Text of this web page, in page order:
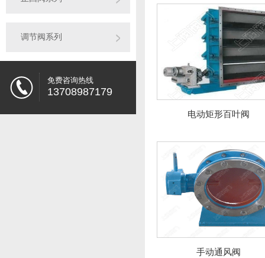
调节阀系列
免费咨询热线
13708987179
电动矩形百叶阀
手动通风阀